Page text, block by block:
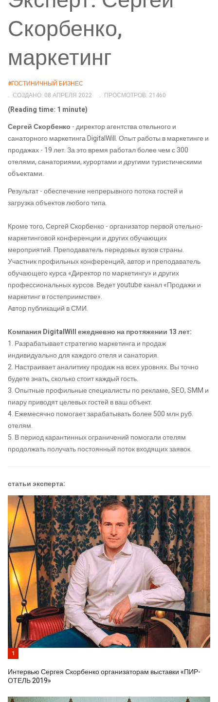
Скорбенко,
маркетинг
#ГОСТИНИЧНЫЙ БИЗНЕС
СОЗДАНО: 08 АПРЕЛЯ 2022
ПРОСМОТРОВ: 21460
(Reading time: 1 minute)
Сергей Скорбенко - директор агентства отельного и
санаторного маркетинга DigitalWill. Опыт работы в маркетинге и
продажах - 19 лет. За это время работал более чем с 300
отелями, санаториями, курортами и другими туристическими
объектами.
Результат - обеспечение непрерывного потока гостей и
загрузка объектов любого типа.
Кроме того, Сергей Скорбенко - организатор первой отельно-
маркетинговой конференции и других обучающих
мероприятий. Преподаватель передовых вузов страны.
Участник профильных конференций, автор и преподаватель
обучающего курса «Директор по маркетингу» и других
профессиональных курсов. Ведет youtube канал «Продажи и
маркетинг в гостеприимстве».
Автор публикаций в СМИ.
Компания DigitalWill ежедневно на протяжении 13 лет:
1. Разрабатывает стратегию маркетинга и продаж
индивидуально для каждого отеля и санатория.
2. Настраивает аналитику продаж на всех уровнях. Вы точно
будете знать, сколько стоит каждый гость.
3. Опытные профильные специалисты по рекламе, SEO, SMM и
пиару приводят целевых гостей в ваш объект.
4. Ежемесячно помогает зарабатывать более 500 млн руб.
отелям.
5. В период карантинных ограничений помогали отелям
продолжать получать постоянный поток входящих заявок.
статьи эксперта:
1
Интервью Сергея Скорбенко организаторам выставки «ПИР-
ОТЕЛЬ 2019»